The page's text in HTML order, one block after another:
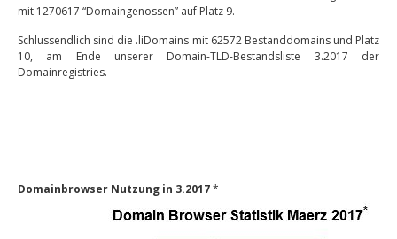
mit 1270617 “Domaingenossen” auf Platz 9.
Schlussendlich sind die .liDomains mit 62572 Bestanddomains und Platz
10, am Ende unserer Domain-TLD-Bestandsliste 3.2017 der
Domainregistries.
Domainbrowser Nutzung in 3.2017*